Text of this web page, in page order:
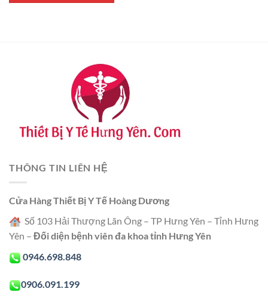
THÔNG TIN LIÊN HỆ
Cửa Hàng Thiết Bị Y Tế Hoàng Dương
Số 103 Hải Thượng Lãn Ông – TP Hưng Yên – Tỉnh Hưng
Yên – Đối diện bệnh viên đa khoa tỉnh Hưng Yên
0946.698.848
0906.091.199